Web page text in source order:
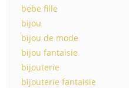
bebe fille
bijou
bijou de mode
bijou fantaisie
bijouterie
bijouterie fantaisie